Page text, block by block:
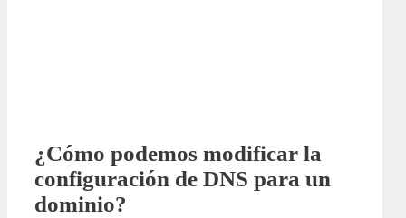
¿Cómo podemos modificar la
configuración de DNS para un
dominio?